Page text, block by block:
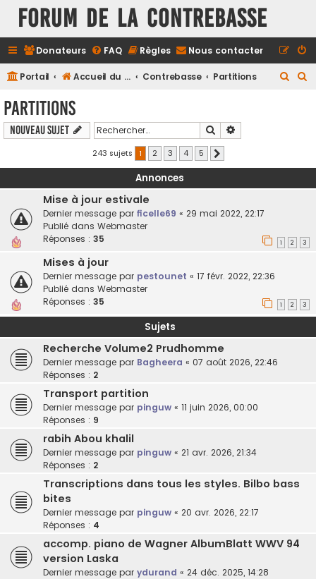
FORUM DE LA CONTREBASSE
Donateurs FAQ Règles Nous contacter
Portail Accueil du forum Contrebasse Partitions
r
c
r
r
c
r
Partitions
Nouveau sujet Rechercher
243 sujets 1 2 3 4 5
Annonces
Mise à jour estivale
Dernier message par ficelle69 « 29 mai 2022, 22:17
Publié dans Webmaster
Réponses : 35 1 2 3
Mises à jour
Dernier message par pestounet « 17 févr. 2022, 22:36
Publié dans Webmaster
Réponses : 35 1 2 3
Sujets
Recherche Volume2 Prudhomme
Dernier message par Bagheera « 07 août 2026, 22:46
Réponses : 2
Transport partition
Dernier message par pinguw « 11 juin 2026, 00:00
Réponses : 9
rabih Abou khalil
Dernier message par pinguw « 21 avr. 2026, 21:34
Réponses : 2
Transcriptions dans tous les styles. Bilbo bass
bites
Dernier message par pinguw « 20 avr. 2026, 22:17
Réponses : 4
accomp. piano de Wagner AlbumBlatt WWV 94
version Laska
Dernier message par ydurand « 24 déc. 2025, 14:28